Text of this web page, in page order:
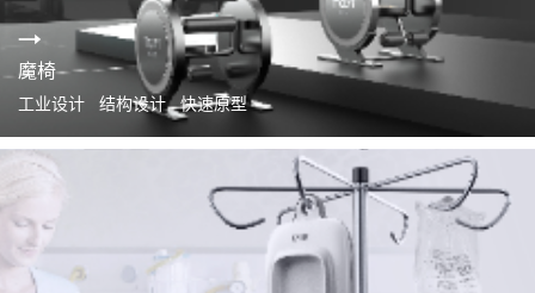
魔椅
工业设计 结构设计 快速原型